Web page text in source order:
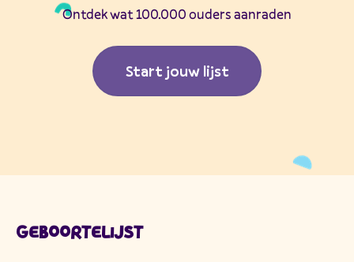
Ontdek wat 100.000 ouders aanraden
Start jouw lijst
GEBOORTELIJST